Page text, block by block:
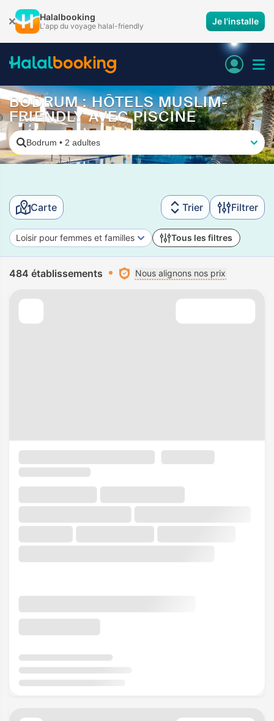
Halalbooking
L'app du voyage halal-friendly Je l'installe
BODRUM : HÔTELS MUSLIM-
FRIENDLY AVEC PISCINE
Bodrum • 2 adultes
Carte Trier Filtrer
Loisir pour femmes et familles Tous les filtres
484 établissements Nous alignons nos prix